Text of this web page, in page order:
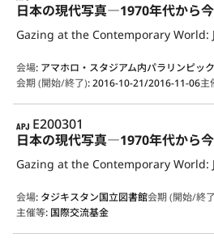
日本の現代写真―1970年代から
会場: アマホロ・スタジアム内パラリンピッ
会期 (開始/終了):2016-10-21/2016-11-06主
APJ
E200301
日本の現代写真―1970年代から
会場: タジキスタン国立図書館会期 (開始/終
主催等: 国際交流基金